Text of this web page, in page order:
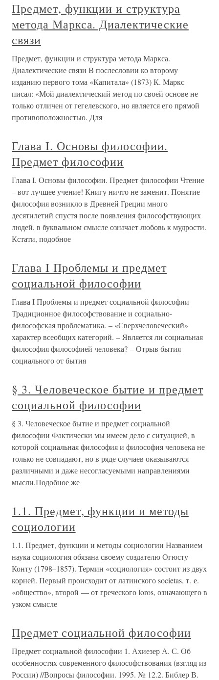
Предмет, функции и структура
метода Маркса. Диалектические
связи
Предмет, функции и структура метода Маркса.
Диалектические связи В послесловии ко второму
изданию первого тома «Капитала» (1873) К. Маркс
писал: «Мой диалектический метод по своей основе не
только отличен от гегелевского, но является его прямой
противоположностью. Для
Глава I. Основы философии.
Предмет философии
Глава I. Основы философии. Предмет философии Чтение
– вот лучшее учение! Книгу ничто не заменит. Понятие
философия возникло в Древней Греции много
десятилетий спустя после появления философствующих
людей, в буквальном смысле означает любовь к мудрости.
Кстати, подобное
Глава I Проблемы и предмет
социальной философии
Глава I Проблемы и предмет социальной философии
Традиционное философствование и социально-
философская проблематика. – «Сверхчеловеческий»
характер всеобщих категорий. – Является ли социальная
философия философией человека? – Отрыв бытия
социального от бытия
§ 3. Человеческое бытие и предмет
социальной философии
§ 3. Человеческое бытие и предмет социальной
философии Фактически мы имеем дело с ситуацией, в
которой социальная философия и философия человека не
только не совпадают, но в ряде случаев оказываются
различными и даже несогласуемыми направлениями
мысли.Подобное же
1.1. Предмет, функции и методы
социологии
1.1. Предмет, функции и методы социологии Названием
наука социология обязана своему создателю Огюсту
Конту (1798–1857). Термин «социология» состоит из двух
корней. Первый происходит от латинского societas, т. е.
«общество», второй — от греческого loros, означающего в
узком смысле
Предмет социальной философии
Предмет социальной философии 1. Ахиезер А. С. Об
особенностях современного философствования (взгляд из
России) //Вопросы философии. 1995. № 12.2. Библер В.